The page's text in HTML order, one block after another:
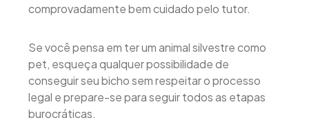
comprovadamente bem cuidado pelo tutor.
Se você pensa em ter um animal silvestre como
pet, esqueça qualquer possibilidade de
conseguir seu bicho sem respeitar o processo
legal e prepare-se para seguir todos as etapas
burocráticas.